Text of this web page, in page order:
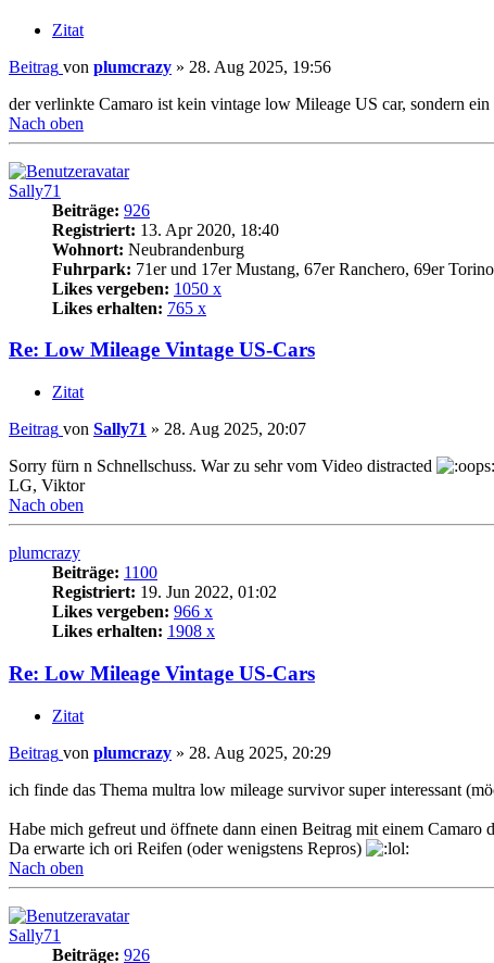
Zitat
Beitrag von plumcrazy » 28. Aug 2025, 19:56
der verlinkte Camaro ist kein vintage low Mileage US car, sondern
Nach oben
Sally71
Beiträge: 926
Registriert: 13. Apr 2020, 18:40
Wohnort: Neubrandenburg
Fuhrpark: 71er und 17er Mustang, 67er Ranchero, 69er
Likes vergeben: 1050 x
Likes erhalten: 765 x
Re: Low Mileage Vintage US-Cars
Zitat
Beitrag von Sally71 » 28. Aug 2025, 20:07
Sorry fürn n Schnellschuss. War zu sehr vom Video distracted
LG, Viktor
Nach oben
plumcrazy
Beiträge: 1100
Registriert: 19. Jun 2022, 01:02
Likes vergeben: 966 x
Likes erhalten: 1908 x
Re: Low Mileage Vintage US-Cars
Zitat
Beitrag von plumcrazy » 28. Aug 2025, 20:29
ich finde das Thema multra low mileage survivor super interessant
Habe mich gefreut und öffnete dann einen Beitrag mit einem Camaro
Da erwarte ich ori Reifen (oder wenigstens Repros)
Nach oben
Sally71
Beiträge: 926